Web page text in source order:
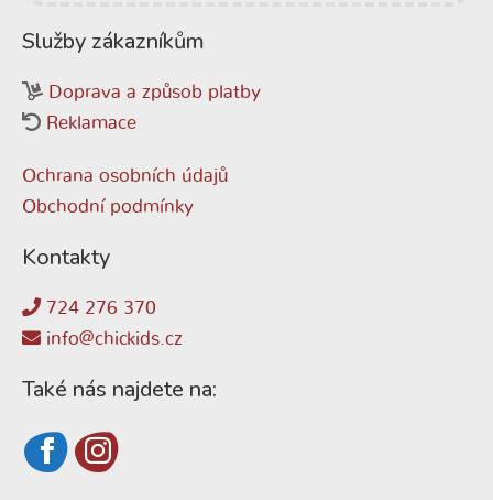
Služby zákazníkům
Doprava a způsob platby
Reklamace
Ochrana osobních údajů
Obchodní podmínky
Kontakty
724 276 370
info@chickids.cz
Také nás najdete na: